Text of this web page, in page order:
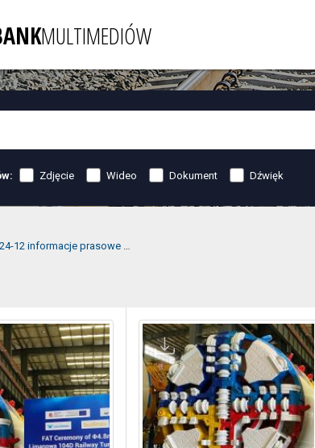
MULTIMEDIÓW
Zdjęcie Wideo Dokument Dźwięk
12 informacje prasowe